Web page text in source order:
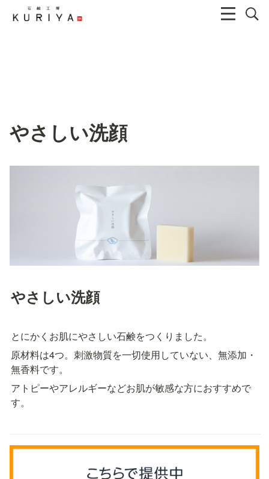
やさしい洗顔
やさしい洗顔
とにかくお肌にやさしい石鹸をつくりました。
原材料は4つ。刺激物質を一切使用していない、無添加・
無香料です。
アトピーやアレルギーなどお肌が敏感な方におすすめで
す。